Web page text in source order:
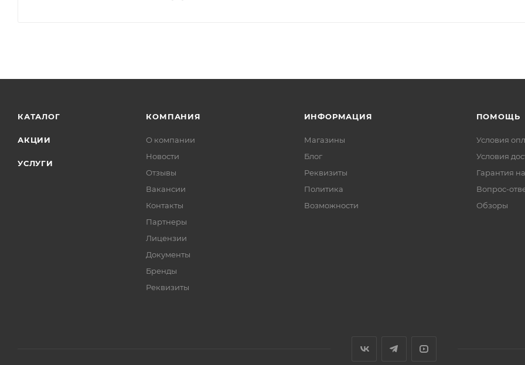
КАТАЛОГ
АКЦИИ
УСЛУГИ
КОМПАНИЯ
О компании
Новости
Отзывы
Вакансии
Контакты
Партнеры
Лицензии
Документы
Бренды
Реквизиты
ИНФОРМАЦИЯ
Магазины
Блог
Реквизиты
Политика
Возможности
ПОМОЩЬ
Условия
Условия
Гарантия
Вопрос-
Обзоры